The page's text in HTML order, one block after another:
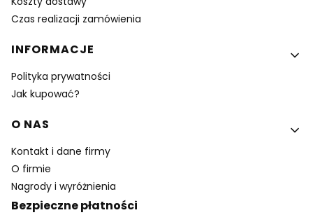
Czas realizacji zamówienia
INFORMACJE
Polityka prywatności
Jak kupować?
O NAS
Kontakt i dane firmy
O firmie
Nagrody i wyróżnienia
Bezpieczne płatności